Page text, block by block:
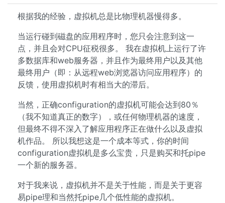
根据我的经验，虚拟机总是比物理机器慢得多。
当运行碰到磁盘的应用程序时，您只会注意到这一
点，并且会对CPU征税很多。 我在虚拟机上运行了许
多数据库和web服务器，并且作为最终用户以及其他
最终用户（即：从远程web浏览器访问应用程序）的
反馈，使用虚拟机时有相当大的滞后。
当然，正确configuration的虚拟机可能会达到80％
（我不知道真正的数字），或任何物理机器的速度，
但最终不得不深入了解应用程序正在做什么以及虚拟
机作品。 所以我想这是一个成本等式，你的时间
configuration虚拟机是多么宝贵，只是购买和托pipe
一个新的服务器。
对于我来说，虚拟机并不是关于性能，而是关于更容
易pipe理和当然托pipe几个低性能的虚拟机。